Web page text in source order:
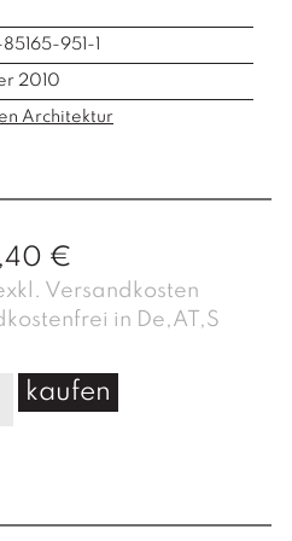
951-1
2010
Architektur
€
Versandkosten
in De,AT,S
kaufen